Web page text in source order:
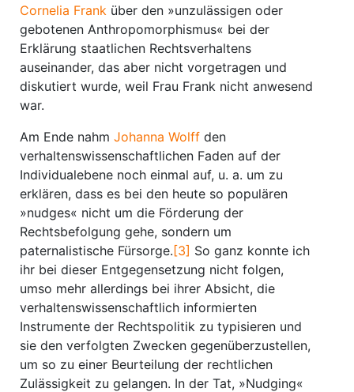
Cornelia Frank über den »unzulässigen oder
gebotenen Anthropomorphismus« bei der
Erklärung staatlichen Rechtsverhaltens
auseinander, das aber nicht vorgetragen und
diskutiert wurde, weil Frau Frank nicht anwesend
war.
Am Ende nahm Johanna Wolff den
verhaltenswissenschaftlichen Faden auf der
Individualebene noch einmal auf, u. a. um zu
erklären, dass es bei den heute so populären
»nudges« nicht um die Förderung der
Rechtsbefolgung gehe, sondern um
paternalistische Fürsorge. [3] So ganz konnte ich
ihr bei dieser Entgegensetzung nicht folgen,
umso mehr allerdings bei ihrer Absicht, die
verhaltenswissenschaftlich informierten
Instrumente der Rechtspolitik zu typisieren und
sie den verfolgten Zwecken gegenüberzustellen,
um so zu einer Beurteilung der rechtlichen
Zulässigkeit zu gelangen. In der Tat, »Nudging«